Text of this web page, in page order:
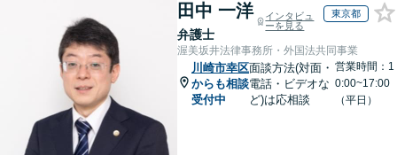
田中 一洋
弁護士
インタビュ
ーを見る
東京都
渥美坂井法律事務所・外国法共同事業
川崎市幸区
からも相談
受付中
面談方法(対面・
電話・ビデオな
ど)は応相談
営業時間：1
0:00~17:00
（平日）